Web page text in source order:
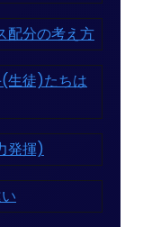
分の考え方
生徒)たちは
発揮)